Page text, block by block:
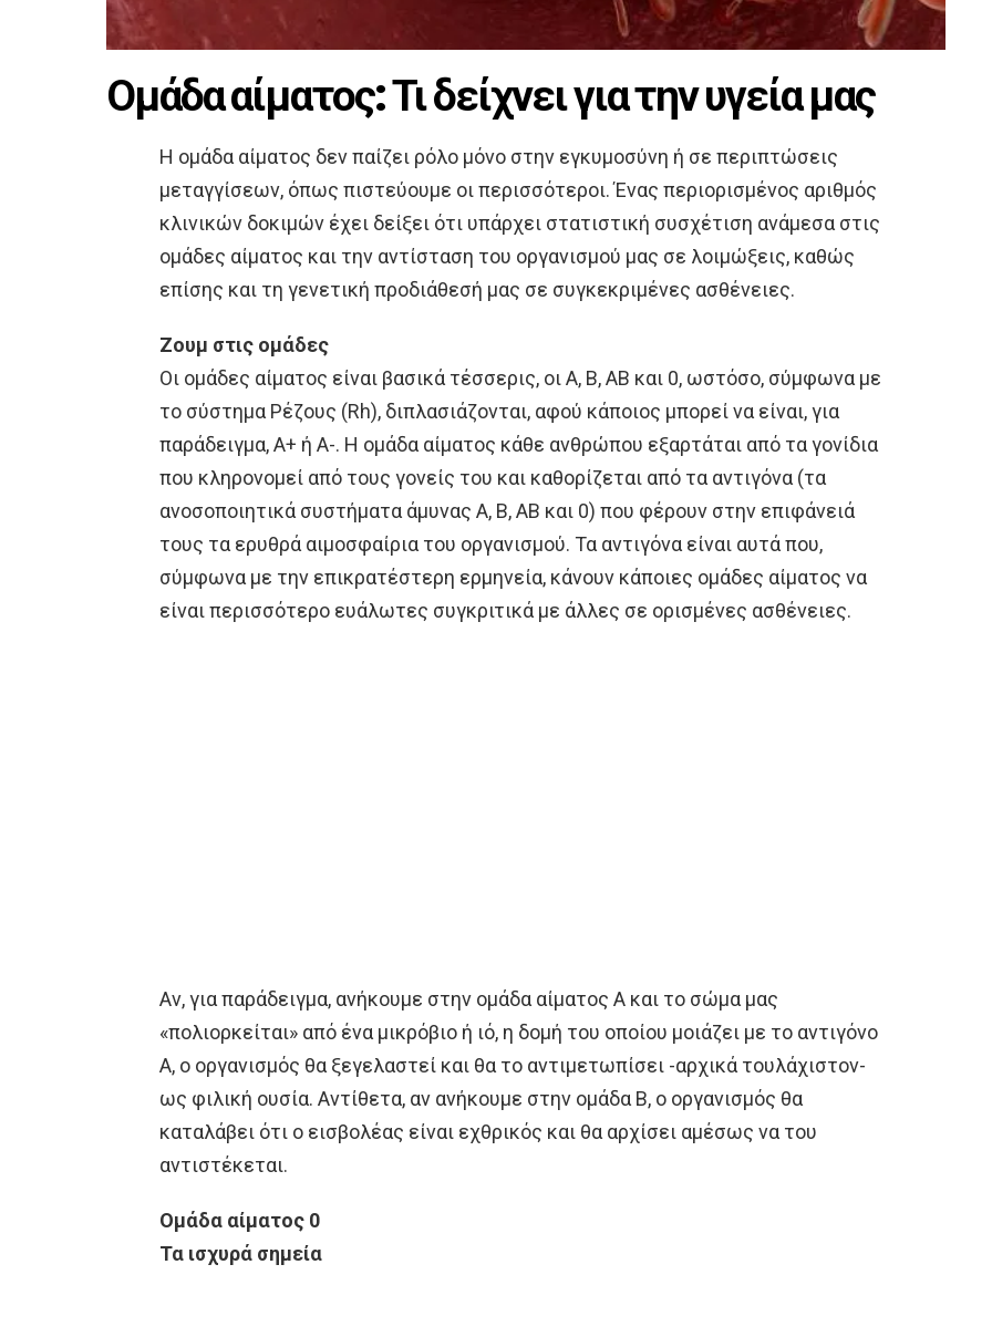
Ομάδα αίματος: Τι δείχνει για την υγεία μας
H ομάδα αίματος δεν παίζει ρόλο μόνο στην εγκυμοσύνη ή σε περιπτώσεις
μεταγγίσεων, όπως πιστεύουμε οι περισσότεροι. Ένας περιορισμένος αριθμός
κλινικών δοκιμών έχει δείξει ότι υπάρχει στατιστική συσχέτιση ανάμεσα στις
ομάδες αίματος και την αντίσταση του οργανισμού μας σε λοιμώξεις, καθώς
επίσης και τη γενετική προδιάθεσή μας σε συγκεκριμένες ασθένειες.
Zουμ στις ομάδες
Οι ομάδες αίματος είναι βασικά τέσσερις, οι Α, Β, ΑΒ και 0, ωστόσο, σύμφωνα με
το σύστημα Ρέζους (Rh), διπλασιάζονται, αφού κάποιος μπορεί να είναι, για
παράδειγμα, Α+ ή Α-. Η ομάδα αίματος κάθε ανθρώπου εξαρτάται από τα γονίδια
που κληρονομεί από τους γονείς του και καθορίζεται από τα αντιγόνα (τα
ανοσοποιητικά συστήματα άμυνας Α, Β, ΑΒ και 0) που φέρουν στην επιφάνειά
τους τα ερυθρά αιμοσφαίρια του οργανισμού. Τα αντιγόνα είναι αυτά που,
σύμφωνα με την επικρατέστερη ερμηνεία, κάνουν κάποιες ομάδες αίματος να
είναι περισσότερο ευάλωτες συγκριτικά με άλλες σε ορισμένες ασθένειες.
Αν, για παράδειγμα, ανήκουμε στην ομάδα αίματος Α και το σώμα μας
«πολιορκείται» από ένα μικρόβιο ή ιό, η δομή του οποίου μοιάζει με το αντιγόνο
Α, ο οργανισμός θα ξεγελαστεί και θα το αντιμετωπίσει -αρχικά τουλάχιστον-
ως φιλική ουσία. Αντίθετα, αν ανήκουμε στην ομάδα Β, ο οργανισμός θα
καταλάβει ότι ο εισβολέας είναι εχθρικός και θα αρχίσει αμέσως να του
αντιστέκεται.
Ομάδα αίματος 0
Τα ισχυρά σημεία